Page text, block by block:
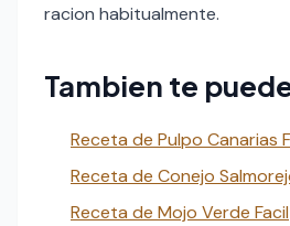
racion habitualmente.
Tambien te
Receta de Pulpo Canarias
Receta de Conejo
Receta de Mojo Verde Facil